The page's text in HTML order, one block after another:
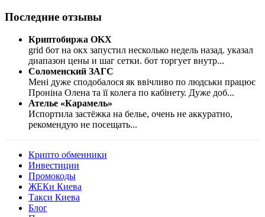
Последние отзывы
Криптобиржа OKX
grid бот на окх запустил несколько недель назад. указал
диапазон цены и шаг сетки. бот торгует внутр...
Соломенский ЗАГС
Мені дуже сподобалося як ввічливо по людськи працює
Проніна Олена та її колега по кабінету. Дуже доб...
Ателье «Карамель»
Испортила застёжка на белье, очень не аккуратно,
рекомендую не посещать...
Крипто обменники
Инвестиции
Промокоды
ЖЕКи Киева
Такси Киева
Блог